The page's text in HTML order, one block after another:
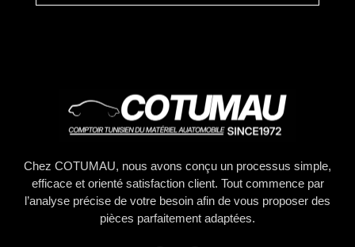
Chez COTUMAU, nous avons conçu un processus simple,
efficace et orienté satisfaction client. Tout commence par
l’analyse précise de votre besoin afin de vous proposer des
pièces parfaitement adaptées.